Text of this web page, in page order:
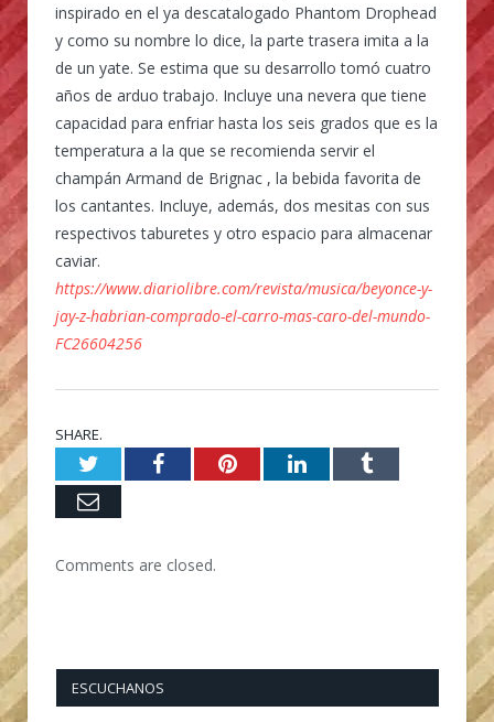
inspirado en el ya descatalogado Phantom Drophead
y como su nombre lo dice, la parte trasera imita a la
de un yate. Se estima que su desarrollo tomó cuatro
años de arduo trabajo. Incluye una nevera que tiene
capacidad para enfriar hasta los seis grados que es la
temperatura a la que se recomienda servir el
champán Armand de Brignac , la bebida favorita de
los cantantes. Incluye, además, dos mesitas con sus
respectivos taburetes y otro espacio para almacenar
caviar.
https://www.diariolibre.com/revista/musica/beyonce-y-
jay-z-habrian-comprado-el-carro-mas-caro-del-mundo-
FC26604256
SHARE.
TwitterFacebookPinterestLinkedInTumblr
Email
Comments are closed.
ESCUCHANOS